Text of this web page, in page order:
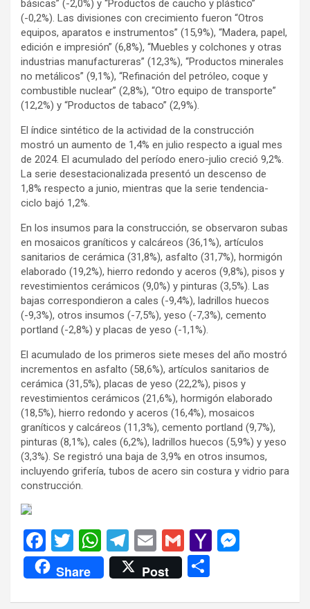
básicas” (-2,0%) y “Productos de caucho y plástico”
(-0,2%). Las divisiones con crecimiento fueron “Otros
equipos, aparatos e instrumentos” (15,9%), “Madera, papel,
edición e impresión” (6,8%), “Muebles y colchones y otras
industrias manufactureras” (12,3%), “Productos minerales
no metálicos” (9,1%), “Refinación del petróleo, coque y
combustible nuclear” (2,8%), “Otro equipo de transporte”
(12,2%) y “Productos de tabaco” (2,9%).
El índice sintético de la actividad de la construcción
mostró un aumento de 1,4% en julio respecto a igual mes
de 2024. El acumulado del período enero-julio creció 9,2%.
La serie desestacionalizada presentó un descenso de
1,8% respecto a junio, mientras que la serie tendencia-
ciclo bajó 1,2%.
En los insumos para la construcción, se observaron subas
en mosaicos graníticos y calcáreos (36,1%), artículos
sanitarios de cerámica (31,8%), asfalto (31,7%), hormigón
elaborado (19,2%), hierro redondo y aceros (9,8%), pisos y
revestimientos cerámicos (9,0%) y pinturas (3,5%). Las
bajas correspondieron a cales (-9,4%), ladrillos huecos
(-9,3%), otros insumos (-7,5%), yeso (-7,3%), cemento
portland (-2,8%) y placas de yeso (-1,1%).
El acumulado de los primeros siete meses del año mostró
incrementos en asfalto (58,6%), artículos sanitarios de
cerámica (31,5%), placas de yeso (22,2%), pisos y
revestimientos cerámicos (21,6%), hormigón elaborado
(18,5%), hierro redondo y aceros (16,4%), mosaicos
graníticos y calcáreos (11,3%), cemento portland (9,7%),
pinturas (8,1%), cales (6,2%), ladrillos huecos (5,9%) y yeso
(3,3%). Se registró una baja de 3,9% en otros insumos,
incluyendo grifería, tubos de acero sin costura y vidrio para
construcción.
F
a
ce
T
wi
tt
W
h
at
T
el
e
E
m
ail
G
m
ail
Y
Share Post